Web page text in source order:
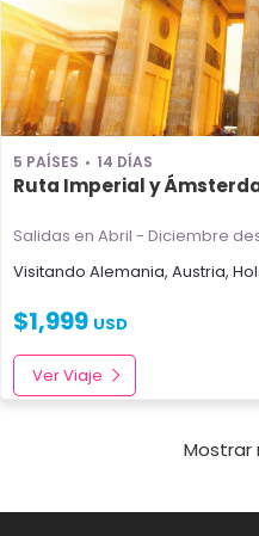
5 PAÍSES 14 DÍAS
Ruta Imperial y
Salidas en Abril - Diciembre
Visitando Alemania, Austria,
$1,999 USD
Ver Viaje
Mostrar